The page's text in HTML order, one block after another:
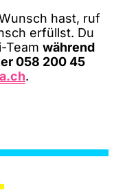
hast, ruf
erfüllst. Du
Team während
058 200 45
.